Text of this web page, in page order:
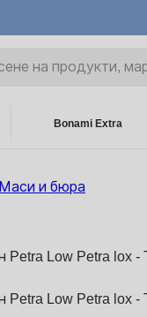
Bonami Extra
Маси и бюра